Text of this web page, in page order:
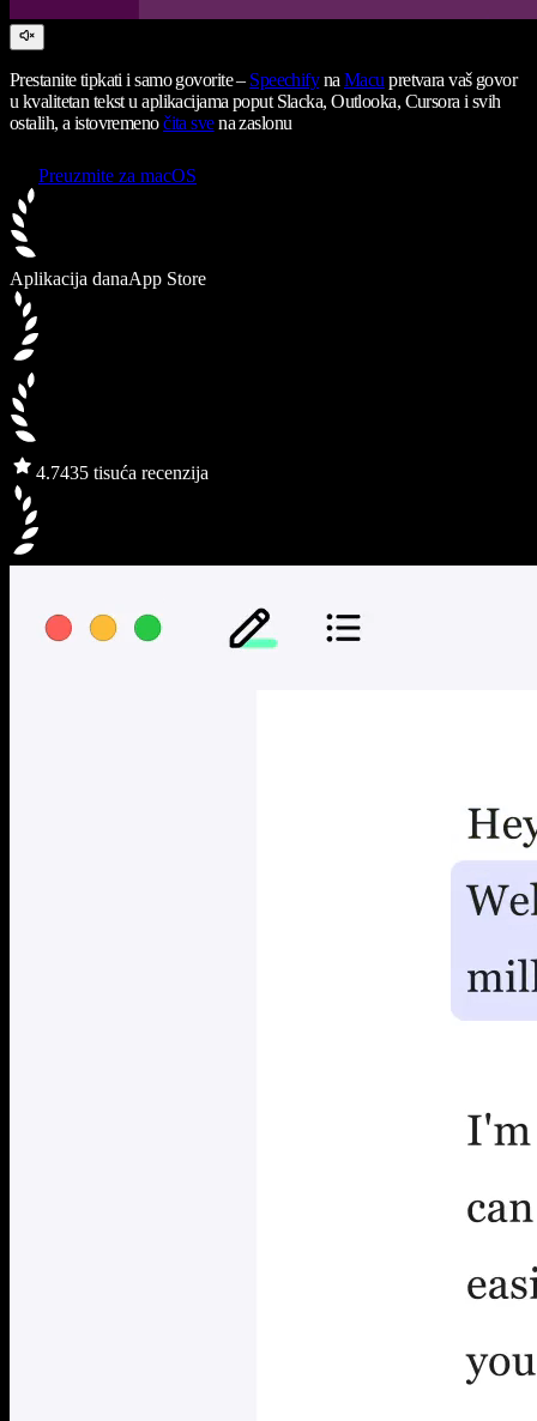
Prestanite tipkati i samo govorite – SpeechifynaMacu pretvara vaš govor
u kvalitetan tekst u aplikacijama poput Slacka, Outlooka, Cursora i svih
ostalih, a istovremenočita svena zaslonu
Preuzmite za macOS
Aplikacija danaApp Store
4.7435 tisuća recenzija